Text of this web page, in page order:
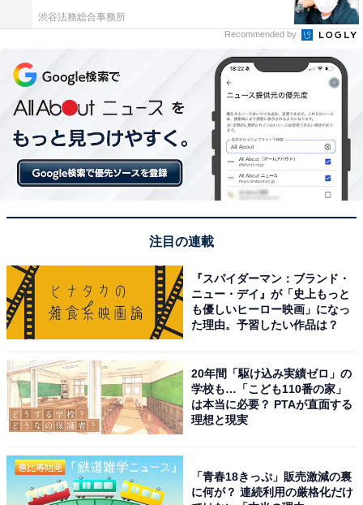
渋谷法務総合事務所
Recommended by
注目の連載
『スパイダーマン：ブランド・
ニュー・デイ』が「史上もっと
も優しいヒーロー映画」になっ
た理由。予習したい作品は？
20年間「駆け込み実績ゼロ」の
学校も…「こども110番の家」
は本当に必要？ PTAが直面する
理想と現実
「青春18きっぷ」販売激減の裏
に何が？ 連続利用の厳格化だけ